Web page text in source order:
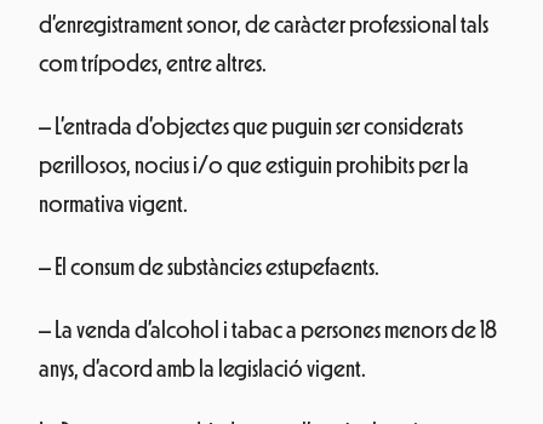
d’enregistrament sonor, de caràcter professional tals
com trípodes, entre altres.
– L’entrada d’objectes que puguin ser considerats
perillosos, nocius i/o que estiguin prohibits per la
normativa vigent.
– El consum de substàncies estupefaents.
– La venda d’alcohol i tabac a persones menors de 18
anys, d’acord amb la legislació vigent.